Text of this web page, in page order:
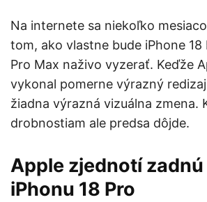
Na internete sa niekoľko
tom, ako vlastne bude iPhone 18
Pro Max naživo vyzerať. Keďže
vykonal pomerne výrazný
žiadna výrazná vizuálna zmena.
drobnostiam ale predsa dôjde.
Apple zjednotí
iPhonu 18 Pro